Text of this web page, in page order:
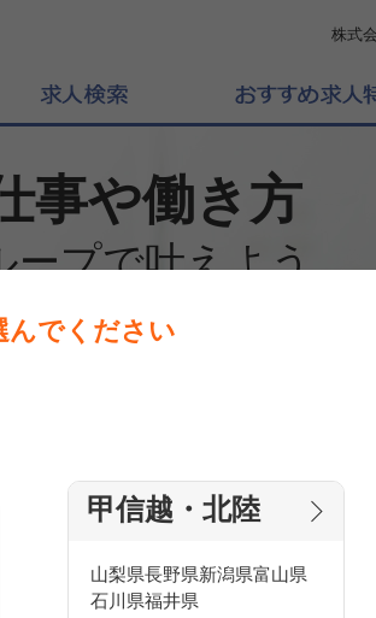
株式
事や働き方
ープで叶えよう
働きたいエリアを選
んでください
甲信越・北陸
山梨県長野県新潟県富山県
石川県福井県
派遣・アルバイトの